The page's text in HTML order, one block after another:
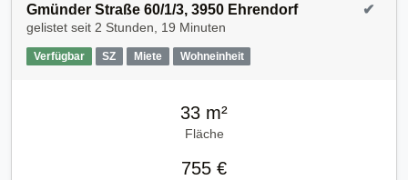
Gmünder Straße 60/1/3, 3950 Ehrendorf
gelistet seit 2 Stunden, 19 Minuten
Verfügbar SZ Miete Wohneinheit
✔
33 m²
Fläche
755 €